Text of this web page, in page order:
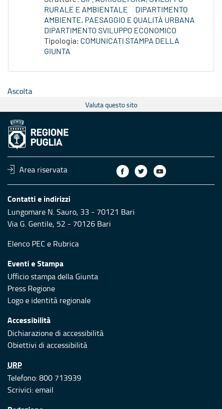
RURALE E AMBIENTALE
DIPARTIMENTO
AMBIENTE, PAESAGGIO E QUALITÀ URBANA
DIPARTIMENTO SVILUPPO ECONOMICO
Tipologia: COMUNICATI STAMPA DELLA
GIUNTA
Ascolta
Valuta questo sito
Area riservata
Contatti e indirizzi
Lungomare N. Sauro, 33 - 70121 Bari
Via G. Gentile, 52 - 70126 Bari
Elenco PEC e Rubrica
Eventi e Stampa
Ufficio stampa della Giunta
Press Regione
Logo e identità regionale
Accessibilità
Dichiarazione di accessibilità
Obiettivi di accessibilità
URP
Telefono: 800 713939
Scrivici:email